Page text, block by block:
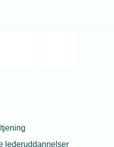
lederuddannelser